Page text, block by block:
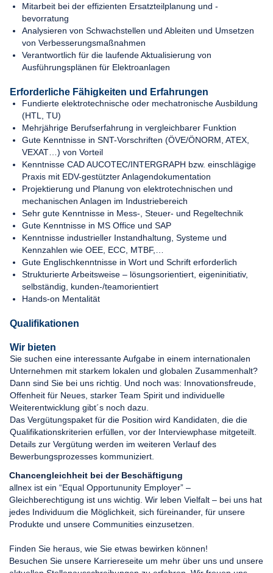
Mitarbeit bei der effizienten Ersatzteilplanung und -
bevorratung
Analysieren von Schwachstellen und Ableiten und Umsetzen
von Verbesserungsmaßnahmen
Verantwortlich für die laufende Aktualisierung von
Ausführungsplänen für Elektroanlagen
Erforderliche Fähigkeiten und Erfahrungen
Fundierte elektrotechnische oder mechatronische Ausbildung
(HTL, TU)
Mehrjährige Berufserfahrung in vergleichbarer Funktion
Gute Kenntnisse in SNT-Vorschriften (ÖVE/ÖNORM, ATEX,
VEXAT…) von Vorteil
Kenntnisse CAD AUCOTEC/INTERGRAPH bzw. einschlägige
Praxis mit EDV-gestützter Anlagendokumentation
Projektierung und Planung von elektrotechnischen und
mechanischen Anlagen im Industriebereich
Sehr gute Kenntnisse in Mess-, Steuer- und Regeltechnik
Gute Kenntnisse in MS Office und SAP
Kenntnisse industrieller Instandhaltung, Systeme und
Kennzahlen wie OEE, ECC, MTBF,…
Gute Englischkenntnisse in Wort und Schrift erforderlich
Strukturierte Arbeitsweise – lösungsorientiert, eigeninitiativ,
selbständig, kunden-/teamorientiert
Hands-on Mentalität
Qualifikationen
Wir bieten
Sie suchen eine interessante Aufgabe in einem internationalen
Unternehmen mit starkem lokalen und globalen Zusammenhalt?
Dann sind Sie bei uns richtig. Und noch was: Innovationsfreude,
Offenheit für Neues, starker Team Spirit und individuelle
Weiterentwicklung gibt´s noch dazu.
Das Vergütungspaket für die Position wird Kandidaten, die die
Qualifikationskriterien erfüllen, vor der Interviewphase mitgeteilt.
Details zur Vergütung werden im weiteren Verlauf des
Bewerbungsprozesses kommuniziert.
Chancengleichheit bei der Beschäftigung
allnex ist ein “Equal Opportununity Employer” –
Gleichberechtigung ist uns wichtig. Wir leben Vielfalt – bei uns hat
jedes Individuum die Möglichkeit, sich füreinander, für unsere
Produkte und unsere Communities einzusetzen.
Finden Sie heraus, wie Sie etwas bewirken können!
Besuchen Sie unsere Karriereseite um mehr über uns und unsere